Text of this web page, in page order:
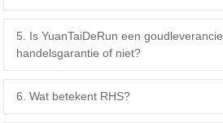
5. Is YuanTaiDeRun een
handelsgarantie of niet?
6. Wat betekent RHS?